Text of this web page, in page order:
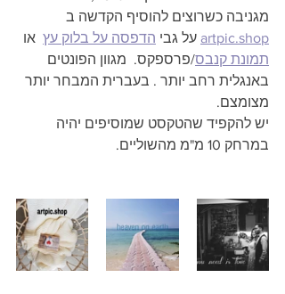
מגניבה כשרוצים להוסיף הקדשה ב
artpic.shop על גבי הדפסה על בלוק עץ
  או
תמונת קנבס/פרספקס.  מגוון הפונטים
באנגלית רחב יותר . בעברית המבחר יותר
מצומצם.
יש להקפיד שהטקסט שמוסיפים יהיה
במרחק 10 מ"מ מהשוליים.